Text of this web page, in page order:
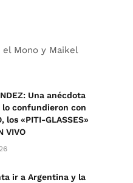
el Mono y Maikel
Una anécdota
lo confundieron con
los «PITI-GLASSES»
VIVO
ir a Argentina y la